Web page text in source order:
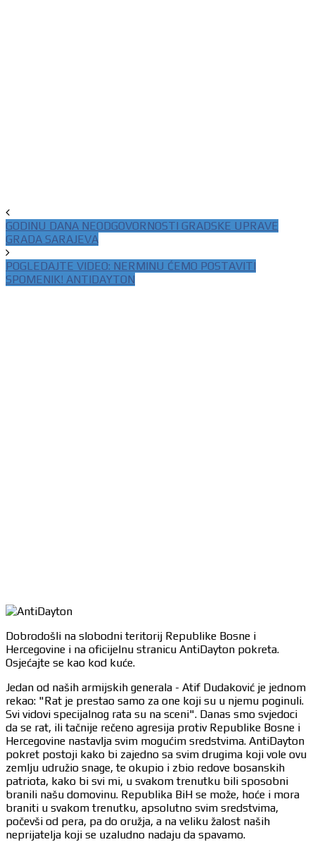
GODINU DANA NEODGOVORNOSTI GRADSKE UPRAVE
GRADA SARAJEVA
POGLEDAJTE VIDEO: NERMINU ĆEMO POSTAVITI
SPOMENIK! ANTIDAYTON
Dobrodošli na slobodni teritorij Republike Bosne i
Hercegovine i na oficijelnu stranicu AntiDayton pokreta.
Osjećajte se kao kod kuće.
Jedan od naših armijskih generala - Atif Dudaković je jednom
rekao: "Rat je prestao samo za one koji su u njemu poginuli.
Svi vidovi specijalnog rata su na sceni". Danas smo svjedoci
da se rat, ili tačnije rečeno agresija protiv Republike Bosne i
Hercegovine nastavlja svim mogućim sredstvima. AntiDayton
pokret postoji kako bi zajedno sa svim drugima koji vole ovu
zemlju udružio snage, te okupio i zbio redove bosanskih
patriota, kako bi svi mi, u svakom trenutku bili sposobni
branili našu domovinu. Republika BiH se može, hoće i mora
braniti u svakom trenutku, apsolutno svim sredstvima,
počevši od pera, pa do oružja, a na veliku žalost naših
neprijatelja koji se uzaludno nadaju da spavamo.